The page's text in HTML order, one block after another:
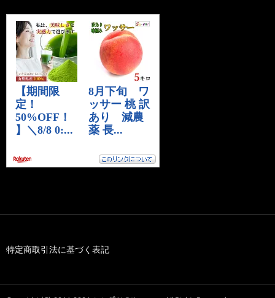
特定商取引法に基づく表記